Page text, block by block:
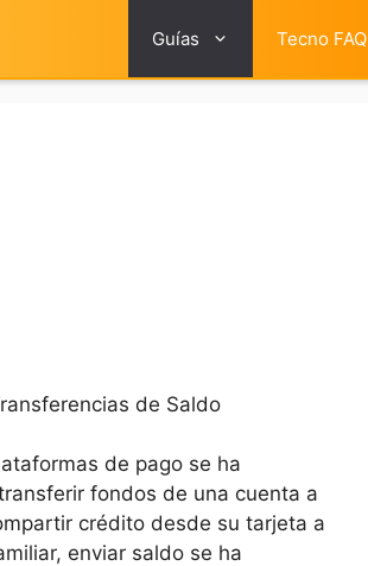
Guías Tecno FAQ
de Saldo
de pago se ha
fondos de una cuenta a
crédito desde su tarjeta a
enviar saldo se ha